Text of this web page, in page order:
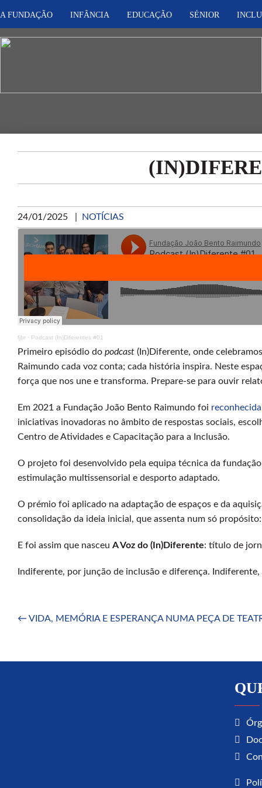
A FUNDAÇÃO INFÂNCIA EDUCAÇÃO SÉNIOR
24/01/2025 NOTÍCIAS
fjbr · Podcast (In)Diferentes #01
Primeiro episódio do podcast (In)Diferente, onde
Raimundo cada voz conta; cada história inspira. Neste
força que nos une e transforma. Prepare-se para ouvir
Em 2021 a Fundação João Bento Raimundo foi
iniciativas inovadoras no âmbito de respostas sociais,
Centro de Atividades e Capacitação para a Inclusão.
O projeto foi desenvolvido pela equipa técnica da
estimulação multissensorial e desporto adaptado.
O prémio foi aplicado na adaptação de espaços e da
consolidação da ideia inicial, que assenta num só
E foi assim que nasceu A Voz do (In)Diferente: título de
Indiferente, por junção de inclusão e diferença.
navigation
← VIDA, MEMÓRIA E ESPERANÇA NUMA PEÇA DE